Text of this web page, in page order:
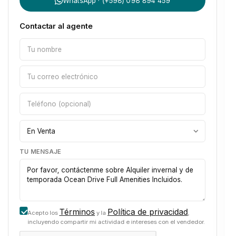
Contactar al agente
TU MENSAJE
Acepto los Términos y la Política de privacidad,
incluyendo compartir mi actividad e intereses con el vendedor.